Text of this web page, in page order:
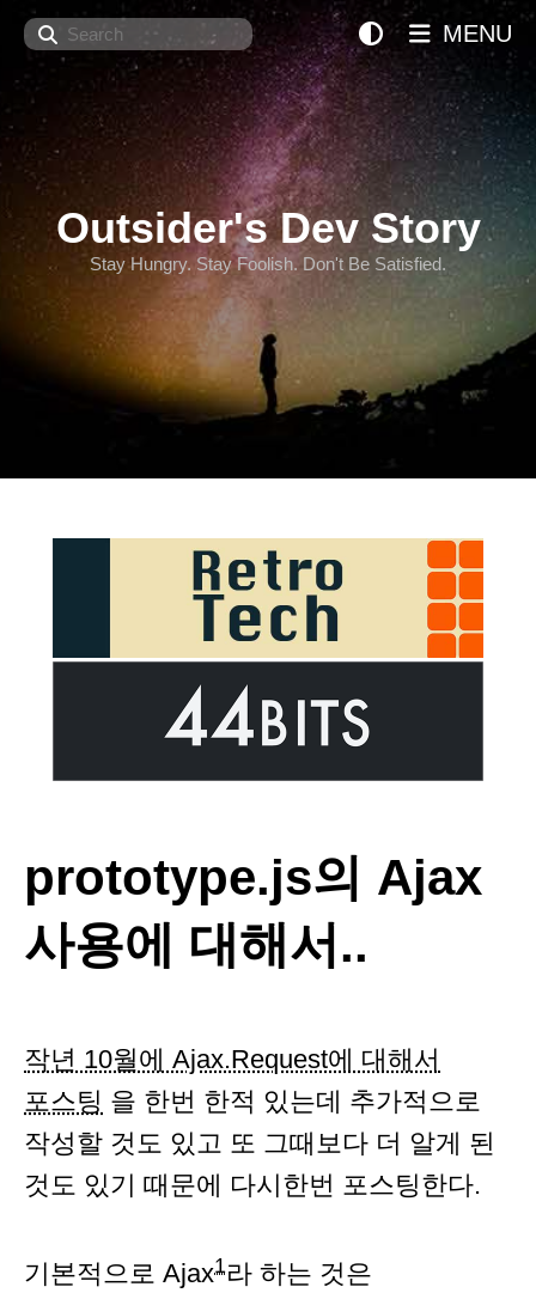
Search
Outsider's Dev Story
Stay Hungry. Stay Foolish. Don't Be Satisfied.
MENU
prototype.js의 Ajax
사용에 대해서..
작년 10월에 Ajax.Request에 대해서
포스팅 을 한번 한적 있는데 추가적으로
작성할 것도 있고 또 그때보다 더 알게 된
것도 있기 때문에 다시한번 포스팅한다.
기본적으로 Ajax1라 하는 것은